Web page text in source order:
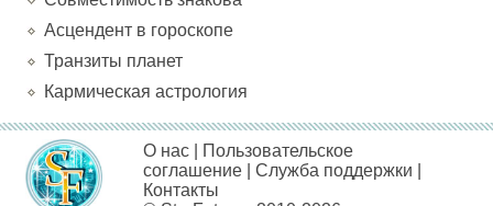
Асцендент в гороскопе
Транзиты планет
Кармическая астрология
О нас|
Пользовательское
соглашение| Служба поддержки
Контакты